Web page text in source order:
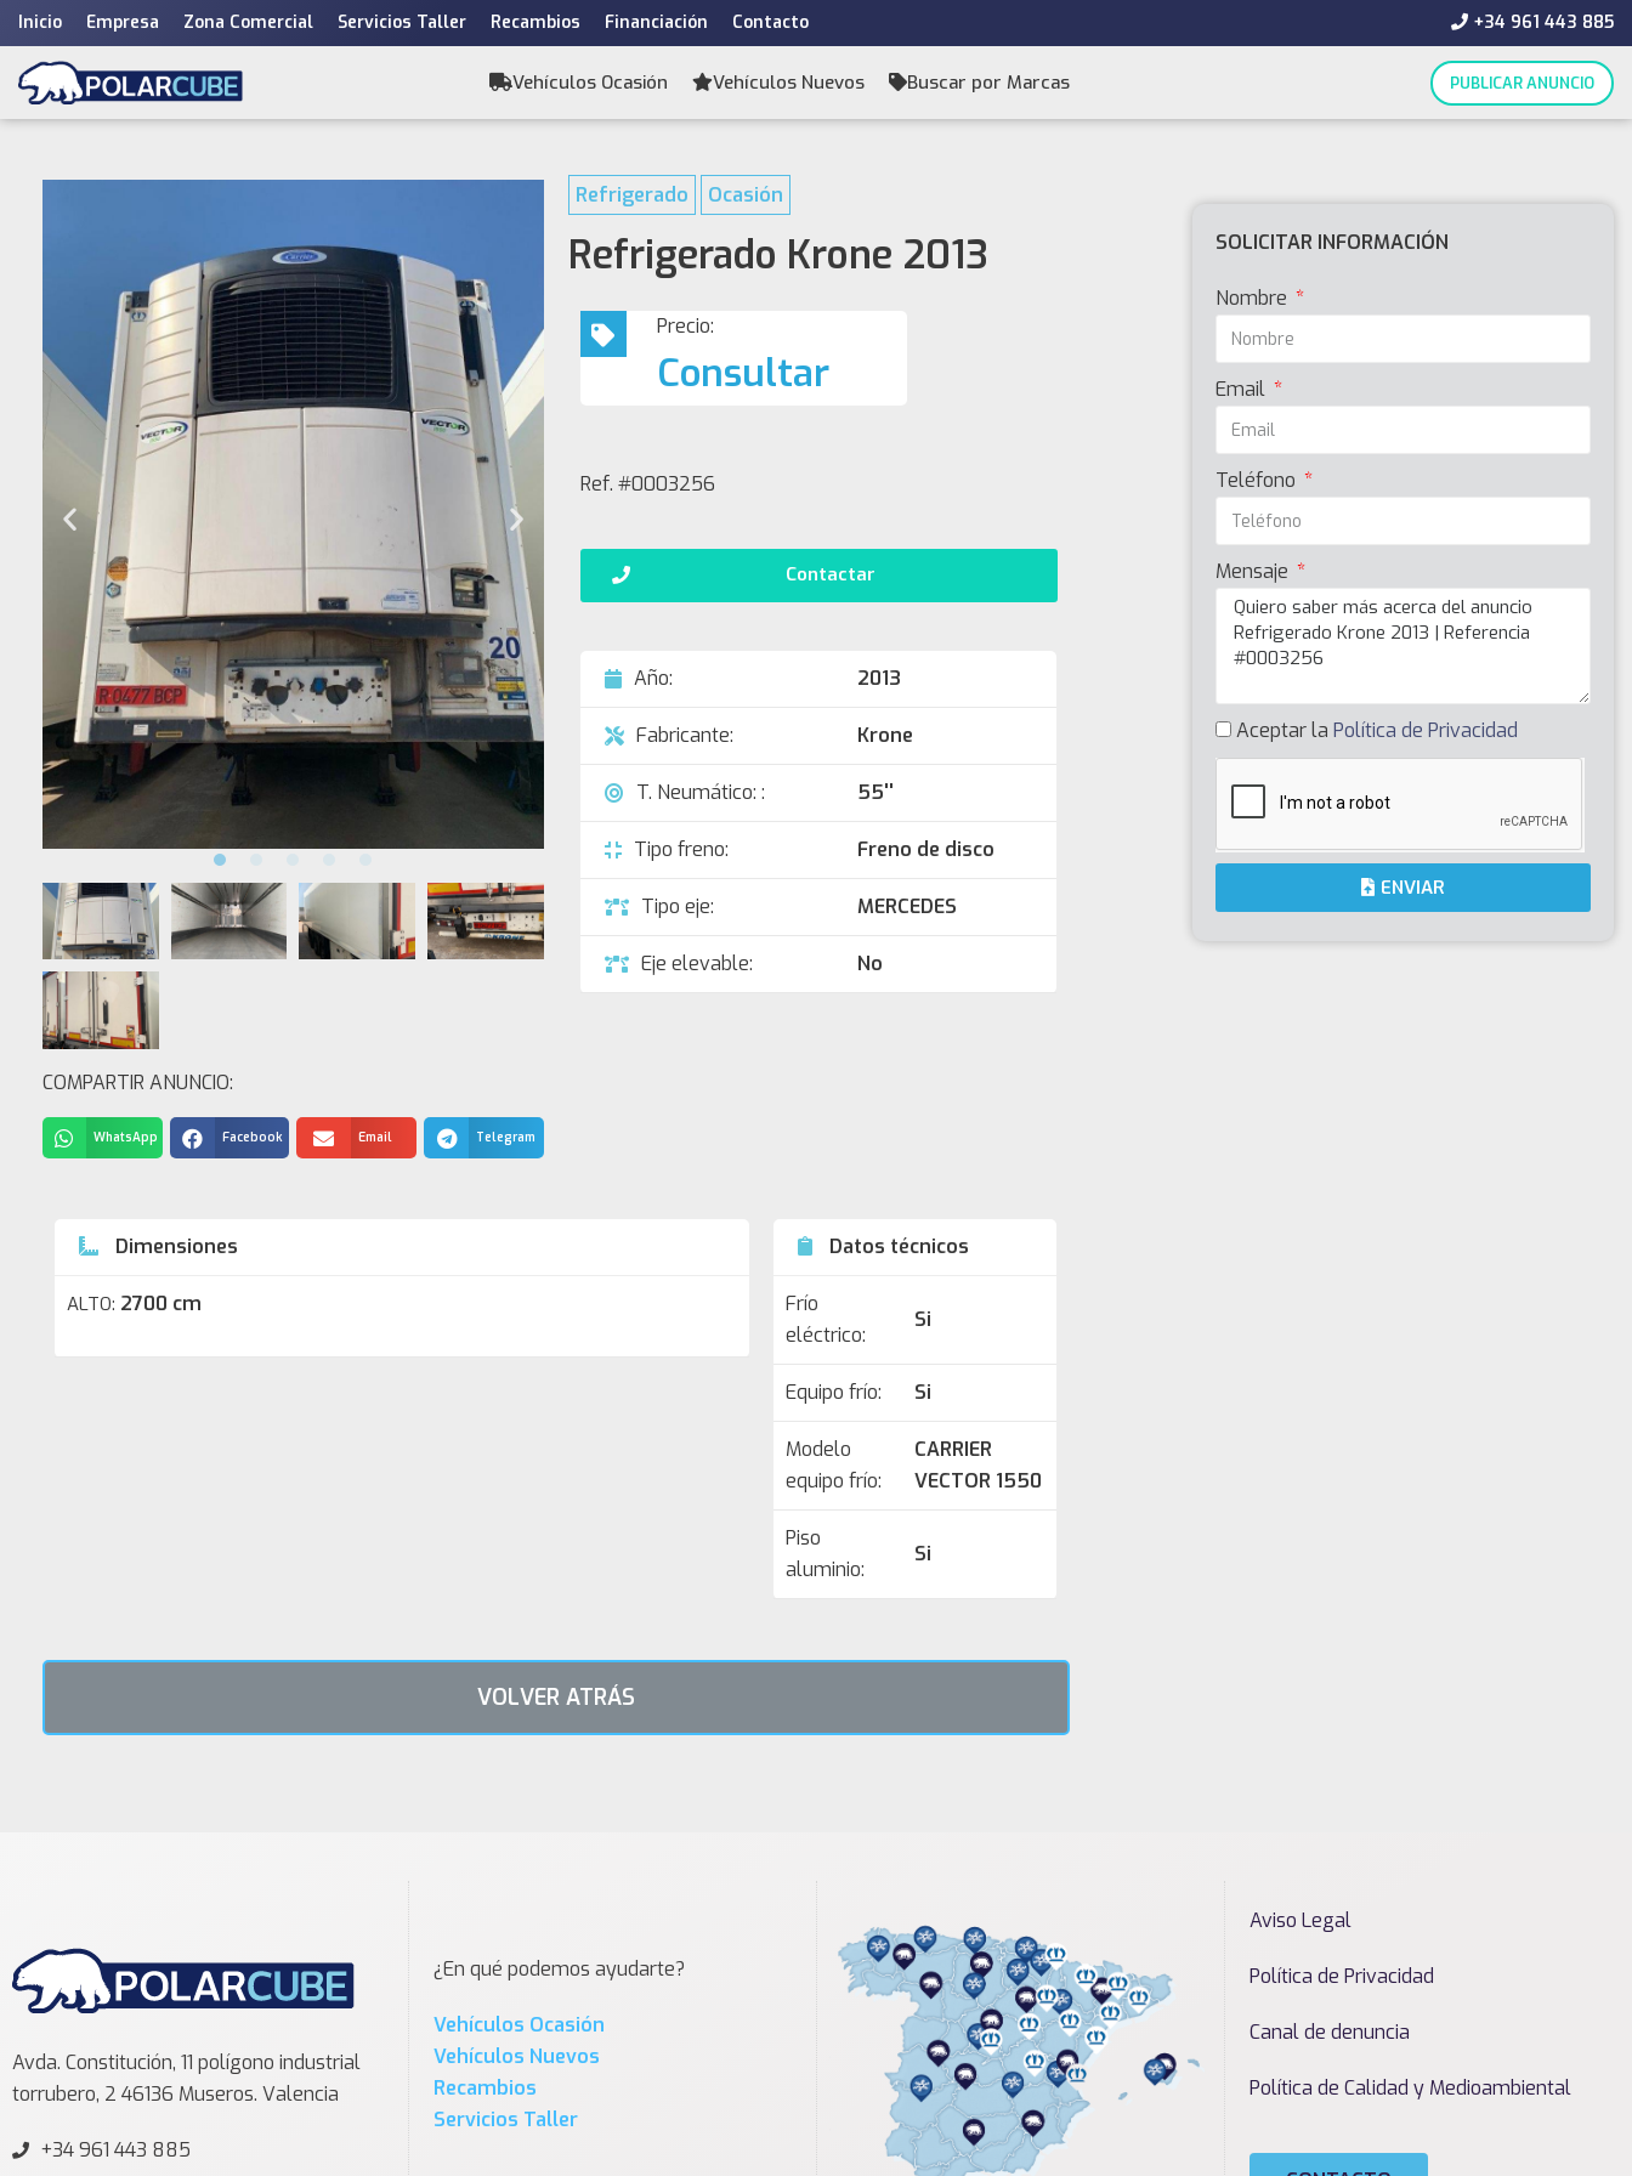
Saltar
al
contenido
Inicio Empresa Zona Comercial Servicios Taller Recambios Financiación Contacto +34 961 443 885
Vehículos Ocasión Vehículos Nuevos Buscar por Marcas PUBLICAR ANUNCIO
COMPARTIR ANUNCIO:
WhatsApp Facebook Email Telegram
Refrigerado Ocasión
Refrigerado Krone 2013
Precio:
Consultar
Ref. #0003256
Contactar
Año: 2013
Fabricante: Krone
T. Neumático: : 55''
Tipo freno: Freno de disco
Tipo eje: MERCEDES
Eje elevable: No
Dimensiones
ALTO: 2700 cm
Datos técnicos
Frío
eléctrico:
Si
Equipo frío: Si
Modelo
equipo frío:
CARRIER
VECTOR 1550
Piso
aluminio:
Si
VOLVER ATRÁS
SOLICITAR INFORMACIÓN
Nombre
Email
Teléfono
Mensaje
Aceptar la Política de Privacidad
ENVIAR
Avda. Constitución, 11 polígono industrial
torrubero, 2 46136 Museros. Valencia
+34 961 443 885
¿En qué podemos ayudarte?
Vehículos Ocasión
Vehículos Nuevos
Recambios
Servicios Taller
Aviso Legal
Política de Privacidad
Canal de denuncia
Política de Calidad y Medioambiental